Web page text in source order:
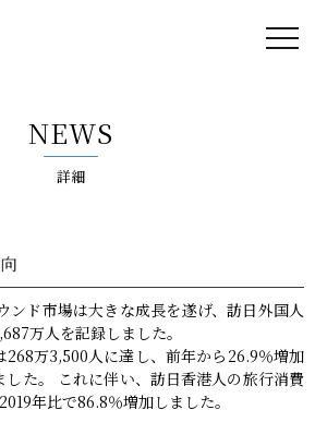
NEWS
詳細
ンド市場は大きな成長を遂げ、訪日外国人
万人を記録しました。
268万3,500人に達し、前年から26.9％増加
した。 これに伴い、訪日香港人の旅行消費
年比で86.8％増加しました。